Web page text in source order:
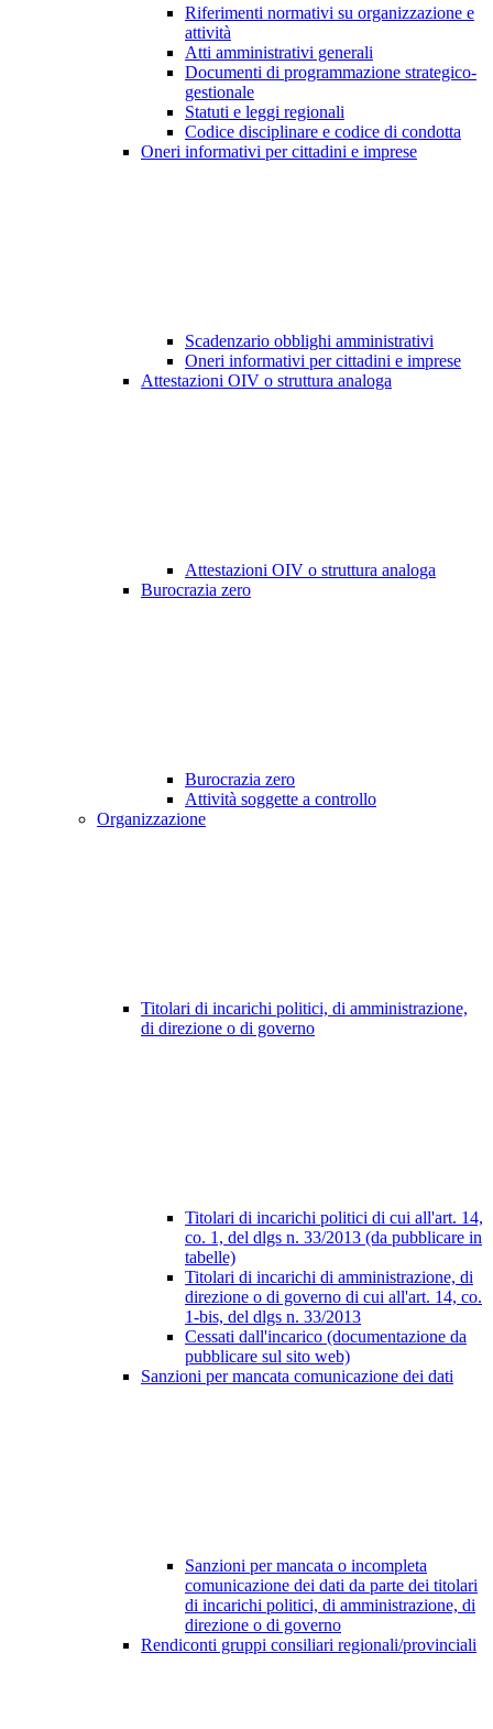
Riferimenti normativi su organizzazione e
attività
Atti amministrativi generali
Documenti di programmazione strategico-
gestionale
Statuti e leggi regionali
Codice disciplinare e codice di condotta
Oneri informativi per cittadini e imprese
Scadenzario obblighi amministrativi
Oneri informativi per cittadini e imprese
Attestazioni OIV o struttura analoga
Attestazioni OIV o struttura analoga
Burocrazia zero
Burocrazia zero
Attività soggette a controllo
Organizzazione
Titolari di incarichi politici, di amministrazione,
di direzione o di governo
Titolari di incarichi politici di cui all'art. 14,
co. 1, del dlgs n. 33/2013 (da pubblicare in
tabelle)
Titolari di incarichi di amministrazione, di
direzione o di governo di cui all'art. 14, co.
1-bis, del dlgs n. 33/2013
Cessati dall'incarico (documentazione da
pubblicare sul sito web)
Sanzioni per mancata comunicazione dei dati
Sanzioni per mancata o incompleta
comunicazione dei dati da parte dei titolari
di incarichi politici, di amministrazione, di
direzione o di governo
Rendiconti gruppi consiliari regionali/provinciali